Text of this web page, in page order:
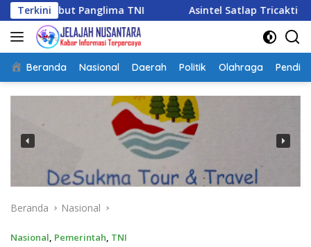
Langsung
ke
konten
Terkini
Panglima TNI Asintel Satlap Tricakti Beri
Beranda Nasional Daerah Politik Olahraga
Beranda Nasional
Nasional, Pemerintah, TNI